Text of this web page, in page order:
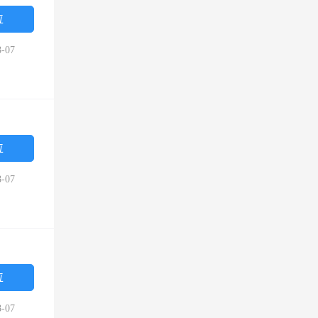
07
07
07